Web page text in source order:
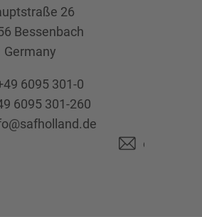
26
Bessenbach
Germany
6095 301-0
6095 301-260